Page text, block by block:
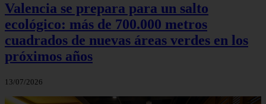
Valencia se prepara para un salto
ecológico: más de 700.000 metros
cuadrados de nuevas áreas verdes en los
próximos años
13/07/2026